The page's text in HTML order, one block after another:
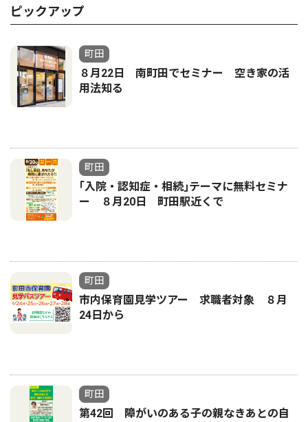
ピックアップ
町田
８月22日 南町田でセミナー 空き家の活
用法知る
町田
｢入院・認知症・相続｣テーマに無料セミナ
ー ８月20日 町田駅近くで
町田
市内保育園見学ツアー 求職者対象 ８月
24日から
町田
第42回 障がいのある子の親なきあとの自